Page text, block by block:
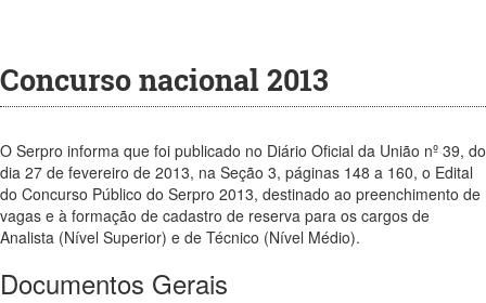
Concurso nacional 2013
O Serpro informa que foi publicado no Diário Oficial da União nº 39, do
dia 27 de fevereiro de 2013, na Seção 3, páginas 148 a 160, o Edital
do Concurso Público do Serpro 2013, destinado ao preenchimento de
vagas e à formação de cadastro de reserva para os cargos de
Analista (Nível Superior) e de Técnico (Nível Médio).
Documentos Gerais